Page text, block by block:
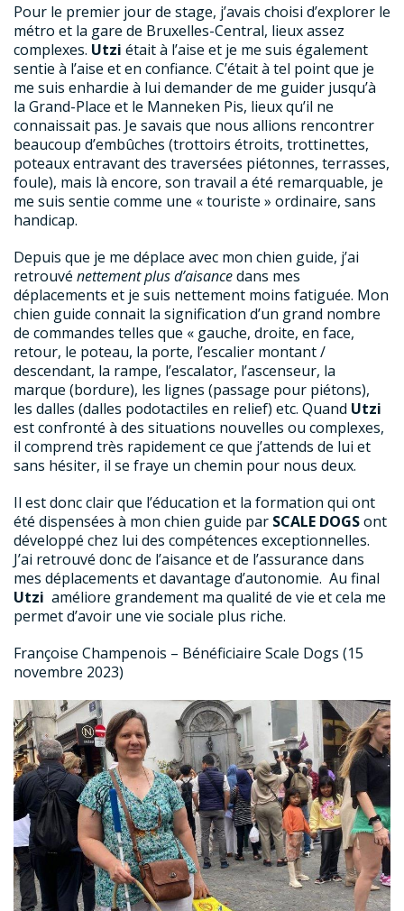
Pour le premier jour de stage, j’avais choisi d’explorer le
métro et la gare de Bruxelles-Central, lieux assez
complexes. Utzi était à l’aise et je me suis également
sentie à l’aise et en confiance. C’était à tel point que je
me suis enhardie à lui demander de me guider jusqu’à
la Grand-Place et le Manneken Pis, lieux qu’il ne
connaissait pas. Je savais que nous allions rencontrer
beaucoup d’embûches (trottoirs étroits, trottinettes,
poteaux entravant des traversées piétonnes, terrasses,
foule), mais là encore, son travail a été remarquable, je
me suis sentie comme une « touriste » ordinaire, sans
handicap.
Depuis que je me déplace avec mon chien guide, j’ai
retrouvé nettement plus d’aisancedans mes
déplacements et je suis nettement moins fatiguée. Mon
chien guide connait la signification d’un grand nombre
de commandes telles que « gauche, droite, en face,
retour, le poteau, la porte, l’escalier montant /
descendant, la rampe, l’escalator, l’ascenseur, la
marque (bordure), les lignes (passage pour piétons),
les dalles (dalles podotactiles en relief) etc. Quand Utzi
est confronté à des situations nouvelles ou complexes,
il comprend très rapidement ce que j’attends de lui et
sans hésiter, il se fraye un chemin pour nous deux.
Il est donc clair que l’éducation et la formation qui ont
été dispensées à mon chien guide par SCALE DOGSont
développé chez lui des compétences exceptionnelles.
J’ai retrouvé donc de l’aisance et de l’assurance dans
mes déplacements et davantage d’autonomie. Au final
Utzi améliore grandement ma qualité de vie et cela me
permet d’avoir une vie sociale plus riche.
Françoise Champenois – Bénéficiaire Scale Dogs (15
novembre 2023)